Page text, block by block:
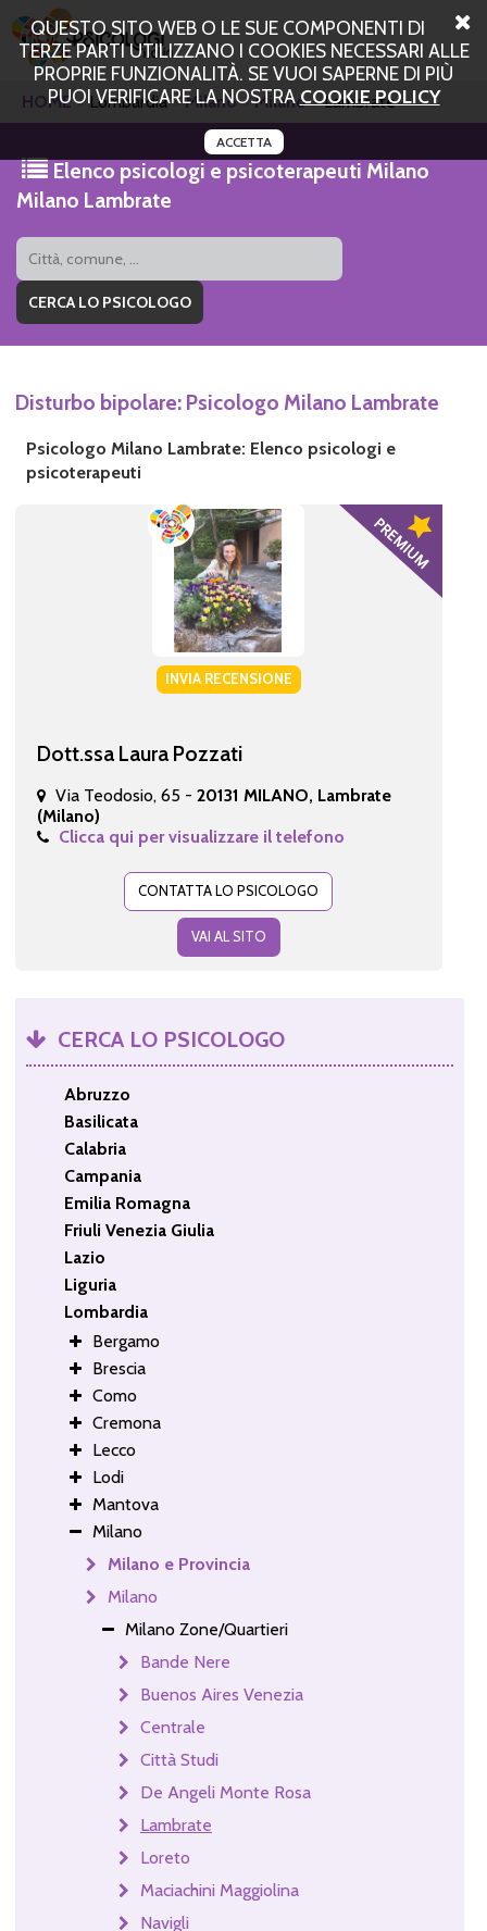
QUESTO SITO WEB O LE SUE COMPONENTI DI
TERZE PARTI UTILIZZANO I COOKIES NECESSARI ALLE
PROPRIE FUNZIONALITÀ. SE VUOI SAPERNE DI PIÙ
PUOI VERIFICARE LA NOSTRACOOKIE POLICY
ACCETTA
HOME Lombardia Milano Milano Lambrate
Elenco psicologi e psicoterapeuti Milano
Milano Lambrate
Disturbo bipolare: Psicologo Milano Lambrate
Psicologo Milano Lambrate: Elenco psicologi e
psicoterapeuti
INVIA RECENSIONE
Dott.ssa Laura Pozzati
Via Teodosio, 65 - 20131 MILANO, Lambrate
(Milano)
Clicca qui per visualizzare il telefono
CONTATTA LO PSICOLOGO
VAI AL SITO
CERCA LO PSICOLOGO
Abruzzo
Basilicata
Calabria
Campania
Emilia Romagna
Friuli Venezia Giulia
Lazio
Liguria
Lombardia
Bergamo
Brescia
Como
Cremona
Lecco
Lodi
Mantova
Milano
Milano e Provincia
Milano
Milano Zone/Quartieri
Bande Nere
Buenos Aires Venezia
Centrale
Città Studi
De Angeli Monte Rosa
Lambrate
Loreto
Maciachini Maggiolina
Navigli